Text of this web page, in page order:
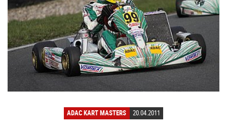
ADAC KART MASTERS 20.04.2011